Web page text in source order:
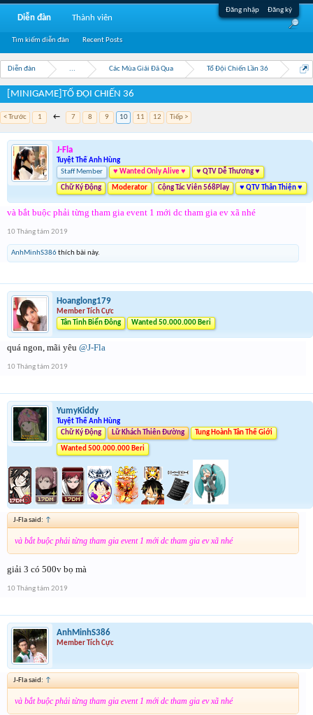
Đăng nhập Đăng ký
Diễn đàn ... Các Mùa Giải Đã Qua Tổ Đội Chiến Lần 36
[MINIGAME]TỔ ĐỘI CHIẾN 36
< Trước 1 ← 7 8 9 10 11 12 Tiếp >
J-Fla
Tuyệt Thế Anh Hùng
Staff Member
♥ Wanted Only Alive ♥ ♥ QTV Dễ Thương ♥
Chữ Ký Động Moderator Cộng Tác Viên 568Play ♥ QTV Thân Thiện ♥
và bắt buộc phải từng tham gia event 1 mới dc tham gia ev xã nhé
10 Tháng tám 2019
AnhMinhS386thích bài này.
Hoanglong179
Member Tích Cực
Tân Tinh Biển Đông
Wanted 50.000.000 Beri
quá ngon, mãi yêu @J-Fla
10 Tháng tám 2019
YumyKiddy
Tuyệt Thế Anh Hùng
Chữ Ký Động
Lữ Khách Thiên Đường Tung Hoành Tân Thế Giới
Wanted 500.000.000 Beri
J-Fla said: ↑
và bắt buộc phải từng tham gia event 1 mới dc tham gia ev xã nhé
giải 3 có 500v bọ mà
10 Tháng tám 2019
AnhMinhS386
Member Tích Cực
J-Fla said: ↑
và bắt buộc phải từng tham gia event 1 mới dc tham gia ev xã nhé
Diễn đàn
Tìm kiếm diễn đàn Recent Posts
Thành viên